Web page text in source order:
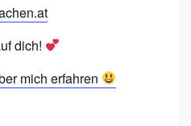
dich!
mich erfahren